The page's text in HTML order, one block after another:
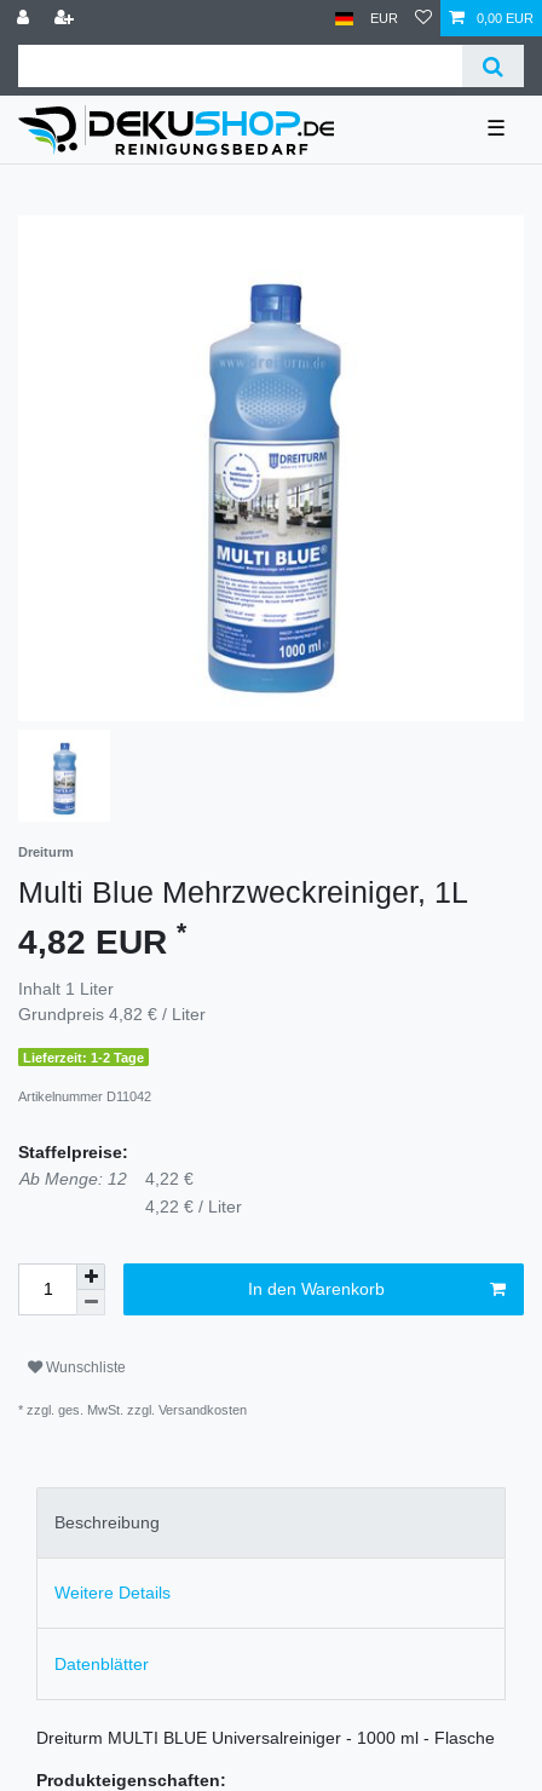
EUR 0,00 EUR
☰
Dreiturm
Multi Blue Mehrzweckreiniger, 1L
4,82 EUR *
Inhalt 1 Liter
Grundpreis 4,82 € / Liter
Lieferzeit: 1-2 Tage
Artikelnummer D11042
Staffelpreise:
Ab Menge: 12
4,22 €
4,22 € / Liter
In den Warenkorb
Wunschliste
* zzgl. ges. MwSt. zzgl. Versandkosten
Beschreibung
Weitere Details
Datenblätter
Dreiturm MULTI BLUE Universalreiniger - 1000 ml - Flasche
Produkteigenschaften: